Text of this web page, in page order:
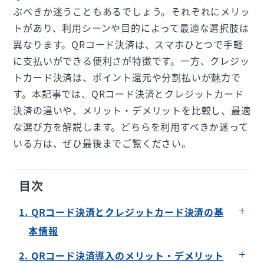
ぶべきか迷うこともあるでしょう。それぞれにメリッ
トがあり、利用シーンや目的によって最適な選択肢は
異なります。QRコード決済は、スマホひとつで手軽
に支払いができる便利さが特徴です。一方、クレジッ
トカード決済は、ポイント還元や分割払いが魅力で
す。本記事では、QRコード決済とクレジットカード
決済の違いや、メリット・デメリットを比較し、最適
な選び方を解説します。どちらを利用すべきか迷って
いる方は、ぜひ最後までご覧ください。
目次
1. QRコード決済とクレジットカード決済の基
本情報
QRコード決済の仕組みと使い方
2. QRコード決済導入のメリット・デメリット